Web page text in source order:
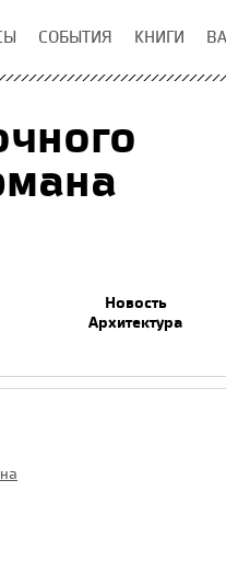
СОБЫТИЯ КНИГИ
Новость
Архитектура